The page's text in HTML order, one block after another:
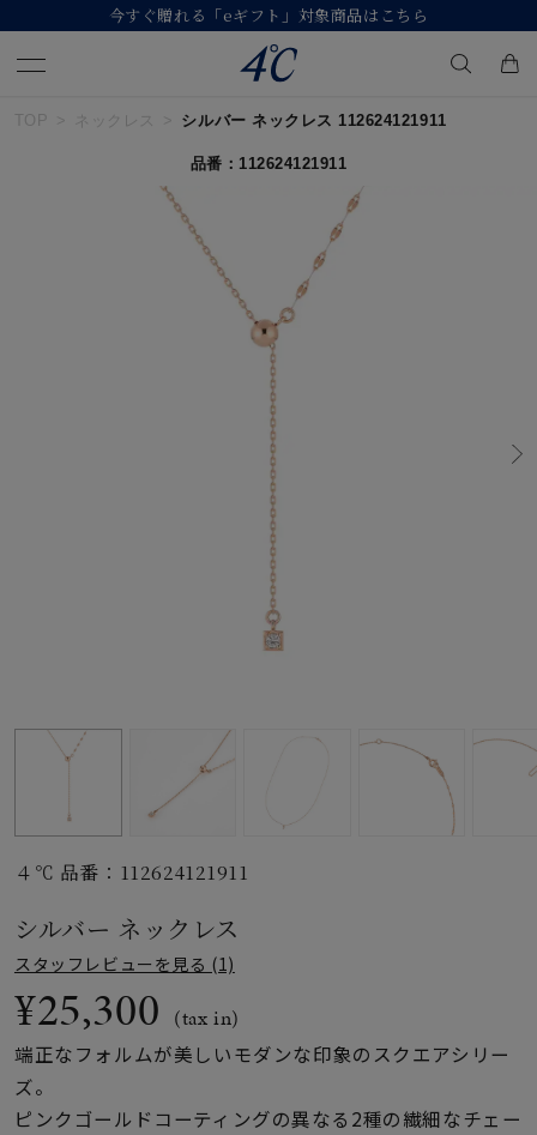
【価格改定のお知らせ 8月17日(月)より 】
キーワードで検索する
人気検索キーワード
#ハーフエタニティリング
#メンズ ネックレス
誕生石
モチーフ
ファッションテイス
ト
着用シーン
TOP ネックレス シルバー ネックレス 112624121911
品番：112624121911
４℃ 品番：112624121911
シルバー ネックレス
スタッフレビューを見る (1)
¥25,300 (tax in)
端正なフォルムが美しいモダンな印象のスクエアシリー
ズ。
ピンクゴールドコーティングの異なる2種の繊細なチェー